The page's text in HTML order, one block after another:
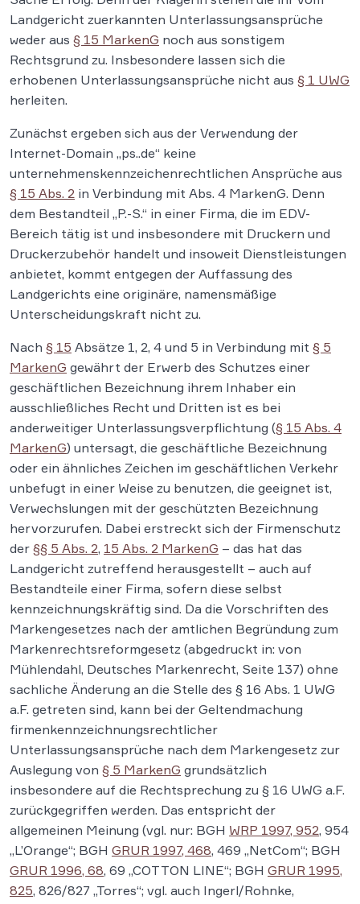
Landgericht zuerkannten Unterlassungsansprüche
weder aus § 15 MarkenG noch aus sonstigem
Rechtsgrund zu. Insbesondere lassen sich die
erhobenen Unterlassungsansprüche nicht aus § 1 UWG
herleiten.
Zunächst ergeben sich aus der Verwendung der
Internet-Domain „ps..de“ keine
unternehmenskennzeichenrechtlichen Ansprüche aus
§ 15 Abs. 2 in Verbindung mit Abs. 4 MarkenG. Denn
dem Bestandteil „P.-S.“ in einer Firma, die im EDV-
Bereich tätig ist und insbesondere mit Druckern und
Druckerzubehör handelt und insoweit Dienstleistungen
anbietet, kommt entgegen der Auffassung des
Landgerichts eine originäre, namensmäßige
Unterscheidungskraft nicht zu.
Nach § 15 Absätze 1, 2, 4 und 5 in Verbindung mit § 5
MarkenG gewährt der Erwerb des Schutzes einer
geschäftlichen Bezeichnung ihrem Inhaber ein
ausschließliches Recht und Dritten ist es bei
anderweitiger Unterlassungsverpflichtung (§ 15 Abs. 4
MarkenG) untersagt, die geschäftliche Bezeichnung
oder ein ähnliches Zeichen im geschäftlichen Verkehr
unbefugt in einer Weise zu benutzen, die geeignet ist,
Verwechslungen mit der geschützten Bezeichnung
hervorzurufen. Dabei erstreckt sich der Firmenschutz
der §§ 5 Abs. 2, 15 Abs. 2 MarkenG – das hat das
Landgericht zutreffend herausgestellt – auch auf
Bestandteile einer Firma, sofern diese selbst
kennzeichnungskräftig sind. Da die Vorschriften des
Markengesetzes nach der amtlichen Begründung zum
Markenrechtsreformgesetz (abgedruckt in: von
Mühlendahl, Deutsches Markenrecht, Seite 137) ohne
sachliche Änderung an die Stelle des § 16 Abs. 1 UWG
a.F. getreten sind, kann bei der Geltendmachung
firmenkennzeichnungsrechtlicher
Unterlassungsansprüche nach dem Markengesetz zur
Auslegung von § 5 MarkenG grundsätzlich
insbesondere auf die Rechtsprechung zu § 16 UWG a.F.
zurückgegriffen werden. Das entspricht der
allgemeinen Meinung (vgl. nur: BGH WRP 1997, 952, 954
„L’Orange“; BGH GRUR 1997, 468, 469 „NetCom“; BGH
GRUR 1996, 68, 69 „COTTON LINE“; BGH GRUR 1995,
825, 826/827 „Torres“; vgl. auch Ingerl/Rohnke,